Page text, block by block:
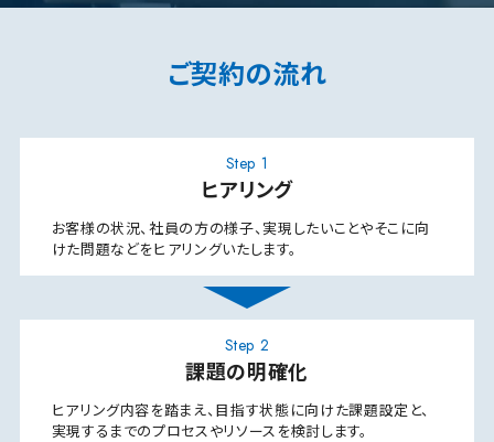
ご契約の流れ
Step 1
ヒアリング
お客様の状況、社員の方の様子、実現したいことやそこに向
けた問題などをヒアリングいたします。
Step 2
課題の明確化
ヒアリング内容を踏まえ、目指す状態に向けた課題設定と、
実現するまでのプロセスやリソースを検討します。